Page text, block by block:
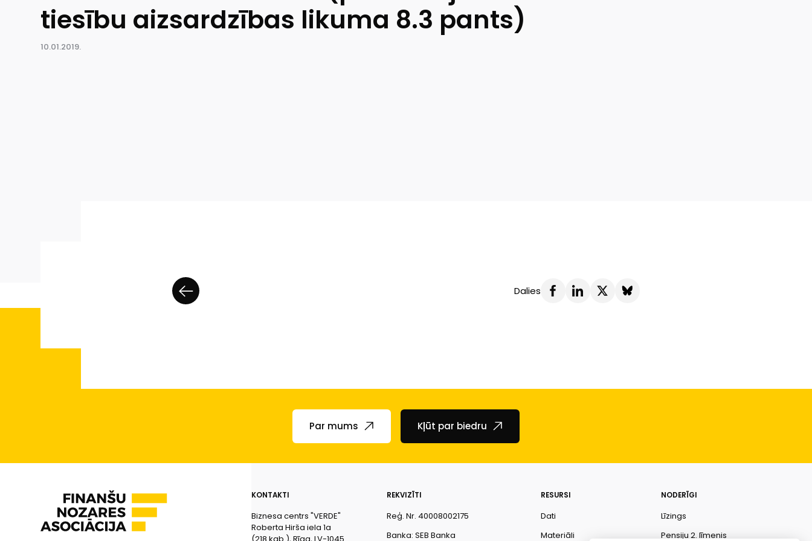
tiesību aizsardzības likuma 8.3 pants)
10.01.2019.
Dalies
Par mums Kļūt par biedru
KONTAKTI
Biznesa centrs "VERDE"
Roberta Hirša iela 1a
(218.kab.), Rīga, LV-1045
REKVIZĪTI
Reģ. Nr. 40008002175
Banka: SEB Banka
RESURSI
Dati
Materiāli
NODERĪGI
Līzings
Pensiju 2. līmenis